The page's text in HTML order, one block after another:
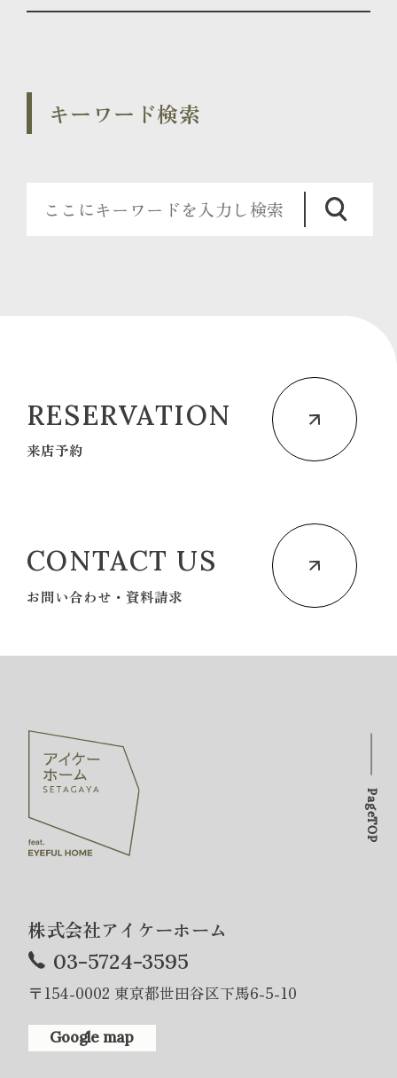
キーワード検索
RESERVATION
来店予約
CONTACT US
お問い合わせ・資料請求
株式会社アイケーホーム
03-5724-3595
〒154-0002 東京都世田谷区下馬6-5-10
Google map
PageTOP